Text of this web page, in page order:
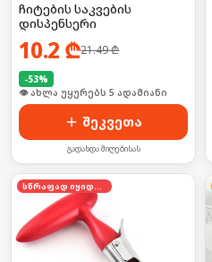
ჩიტების საკვების
დისპენსერი
10.2 ₾21.49₾
-53%
🛒 ბოლო 24სთ-ში იყიდა 11-მა
შეკვეთა
გადახდა მიღებისას
სწრაფად იყიდება